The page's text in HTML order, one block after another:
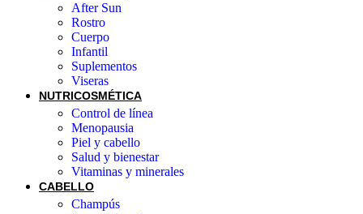
After Sun
Rostro
Cuerpo
Infantil
Suplementos
Viseras
NUTRICOSMÉTICA
Control de línea
Menopausia
Piel y cabello
Salud y bienestar
Vitaminas y minerales
CABELLO
Champús